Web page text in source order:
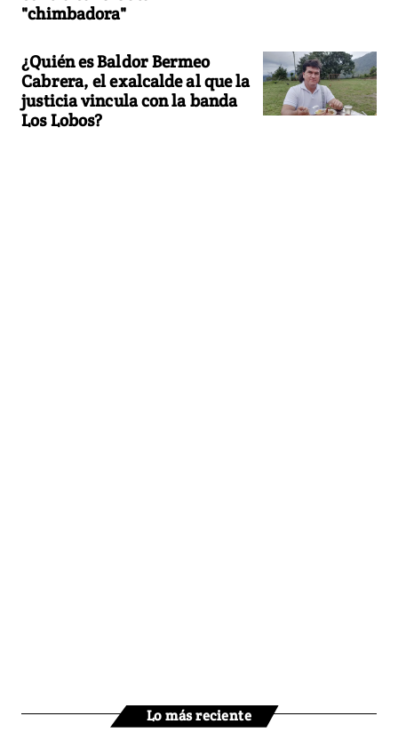
"chimbadora"
¿Quién es Baldor Bermeo
Cabrera, el exalcalde al que la
justicia vincula con la banda
Los Lobos?
Lo más reciente